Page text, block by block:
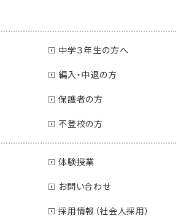
中学３年生の方へ
編入・中退の方
保護者の方
不登校の方
体験授業
お問い合わせ
採用情報（社会人採用）